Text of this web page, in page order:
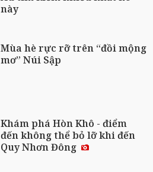
này
Mùa hè rực rỡ trên “đồi mộng
mơ” Núi Sập
Khám phá Hòn Khô - điểm
đến không thể bỏ lỡ khi đến
Quy Nhơn Đông